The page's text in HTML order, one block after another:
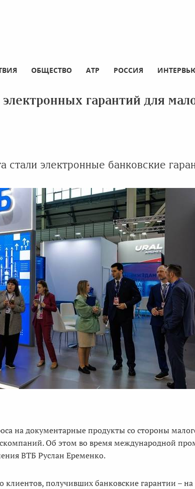
ОБЩЕСТВО АТР РОССИЯ
гарантий для
электронные банковские
на документарные продукты со стороны
Об этом во время международной
ВТБ Руслан Еременко.
клиентов, получивших банковские гарантии –